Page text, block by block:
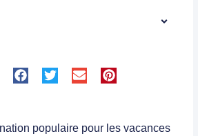
populaire pour les vacances